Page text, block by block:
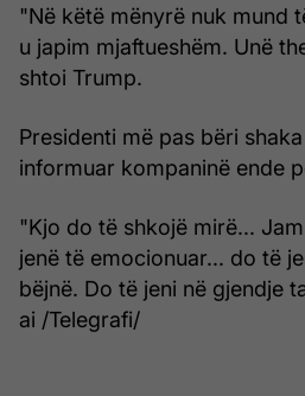
"Në këtë mënyrë nuk mund
u japim mjaftueshëm. Unë
shtoi Trump.
Presidenti më pas bëri
informuar kompaninë ende
"Kjo do të shkojë mirë...
jenë të emocionuar... do të
bëjnë. Do të jeni në gjendje
ai /Telegrafi/